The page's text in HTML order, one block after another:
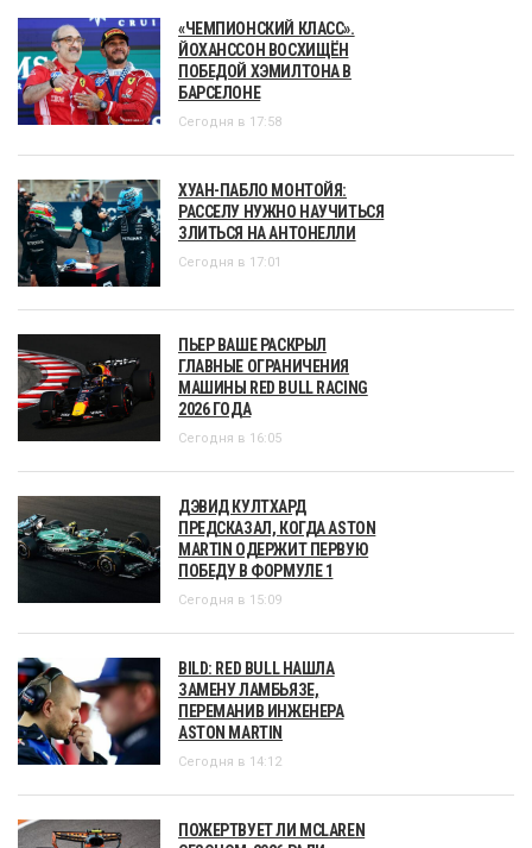
«ЧЕМПИОНСКИЙ КЛАСС».
ЙОХАНССОН ВОСХИЩЁН
ПОБЕДОЙ ХЭМИЛТОНА В
БАРСЕЛОНЕ
Сегодня в 17:58
ХУАН-ПАБЛО МОНТОЙЯ:
РАССЕЛУ НУЖНО НАУЧИТЬСЯ
ЗЛИТЬСЯ НА АНТОНЕЛЛИ
Сегодня в 17:01
ПЬЕР ВАШЕ РАСКРЫЛ
ГЛАВНЫЕ ОГРАНИЧЕНИЯ
МАШИНЫ RED BULL RACING
2026 ГОДА
Сегодня в 16:05
ДЭВИД КУЛТХАРД
ПРЕДСКАЗАЛ, КОГДА ASTON
MARTIN ОДЕРЖИТ ПЕРВУЮ
ПОБЕДУ В ФОРМУЛЕ 1
Сегодня в 15:09
BILD: RED BULL НАШЛА
ЗАМЕНУ ЛАМБЬЯЗЕ,
ПЕРЕМАНИВ ИНЖЕНЕРА
ASTON MARTIN
Сегодня в 14:12
ПОЖЕРТВУЕТ ЛИ MCLAREN